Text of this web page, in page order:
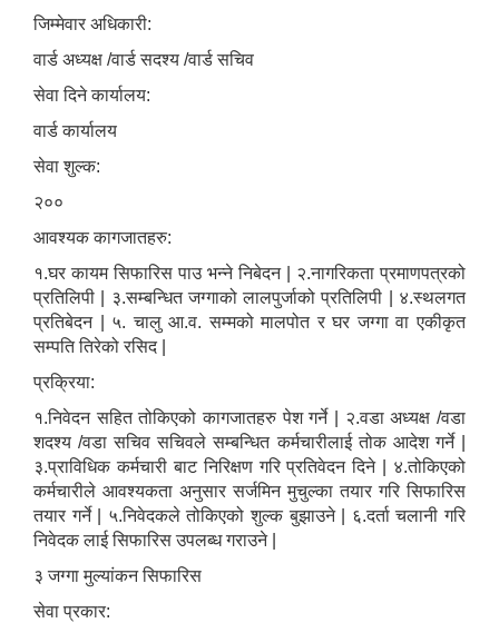
जिम्मेवार अधिकारी:
वार्ड अध्यक्ष /वार्ड सदश्य /वार्ड सचिव
सेवा दिने कार्यालय:
वार्ड कार्यालय
सेवा शुल्क:
२००
आवश्यक कागजातहरु:
१.घर कायम सिफारिस पाउ भन्ने निबेदन | २.नागरिकता प्रमाणपत्रको
प्रतिलिपी | ३.सम्बन्धित जग्गाको लालपुर्जाको प्रतिलिपी | ४.स्थलगत
प्रतिबेदन | ५. चालु आ.व. सम्मको मालपोत र घर जग्गा वा एकीकृत
सम्पति तिरेको रसिद |
प्रक्रिया:
१.निवेदन सहित तोकिएको कागजातहरु पेश गर्ने | २.वडा अध्यक्ष /वडा
शदश्य /वडा सचिव सचिवले सम्बन्धित कर्मचारीलाई तोक आदेश गर्ने |
३.प्राविधिक कर्मचारी बाट निरिक्षण गरि प्रतिवेदन दिने | ४.तोकिएको
कर्मचारीले आवश्यकता अनुसार सर्जमिन मुचुल्का तयार गरि सिफारिस
तयार गर्ने | ५.निवेदकले तोकिएको शुल्क बुझाउने | ६.दर्ता चलानी गरि
निवेदक लाई सिफारिस उपलब्ध गराउने |
३ जग्गा मुल्यांकन सिफारिस
सेवा प्रकार: